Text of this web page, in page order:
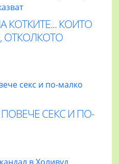
КОТКИТЕ... КОИТО
ОТКОЛКОТО
СЕКС И ПО-